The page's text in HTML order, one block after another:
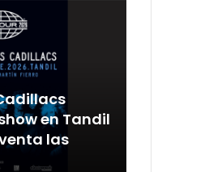
en Tandil
las